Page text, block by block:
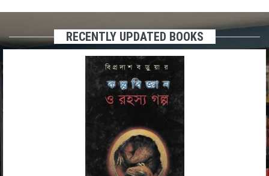
RECENTLY UPDATED BOOKS